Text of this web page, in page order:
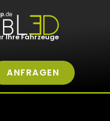
Ihre Fahrzeuge
ANFRAGEN